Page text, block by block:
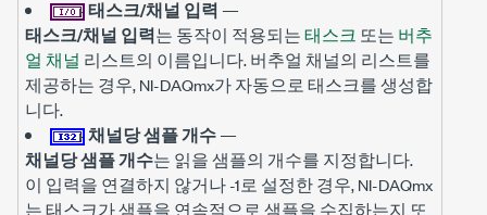
태스크/채널 입력 —
태스크/채널 입력는 동작이 적용되는태스크 또는 버추
얼 채널 리스트의 이름입니다. 버추얼 채널의 리스트를
제공하는 경우, NI-DAQmx가 자동으로 태스크를 생성합
니다.
채널당 샘플 개수—
채널당 샘플 개수는 읽을 샘플의 개수를 지정합니다.
이 입력을 연결하지 않거나 -1로 설정한 경우, NI-DAQmx
는 태스크가 샘플을 연속적으로 샘플을 수집하는지 또